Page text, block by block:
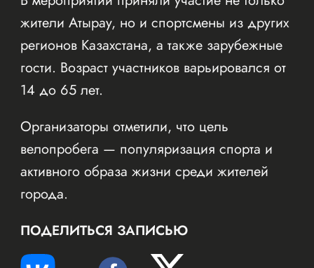
жители Атырау, но и спортсмены из других
регионов Казахстана, а также зарубежные
гости. Возраст участников варьировался от
14 до 65 лет.
Организаторы отметили, что цель
велопробега — популяризация спорта и
активного образа жизни среди жителей
города.
ПОДЕЛИТЬСЯ ЗАПИСЬЮ